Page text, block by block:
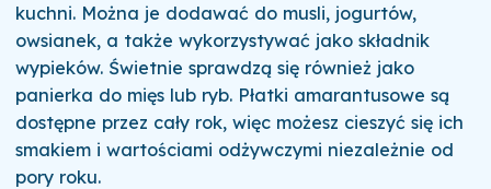
kuchni. Można je dodawać do musli, jogurtów,
owsianek, a także wykorzystywać jako składnik
wypieków. Świetnie sprawdzą się również jako
panierka do mięs lub ryb. Płatki amarantusowe są
dostępne przez cały rok, więc możesz cieszyć się ich
smakiem i wartościami odżywczymi niezależnie od
pory roku.